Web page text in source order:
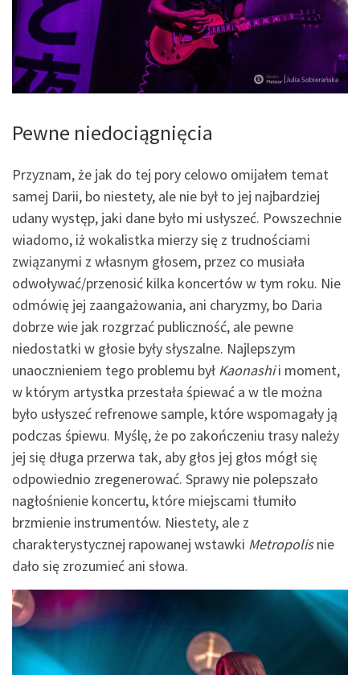
Pewne niedociągnięcia
Przyznam, że jak do tej pory celowo omijałem temat
samej Darii, bo niestety, ale nie był to jej najbardziej
udany występ, jaki dane było mi usłyszeć. Powszechnie
wiadomo, iż wokalistka mierzy się z trudnościami
związanymi z własnym głosem, przez co musiała
odwoływać/przenosić kilka koncertów w tym roku. Nie
odmówię jej zaangażowania, ani charyzmy, bo Daria
dobrze wie jak rozgrzać publiczność, ale pewne
niedostatki w głosie były słyszalne. Najlepszym
unaocznieniem tego problemu był Kaonashii moment,
w którym artystka przestała śpiewać a w tle można
było usłyszeć refrenowe sample, które wspomagały ją
podczas śpiewu. Myślę, że po zakończeniu trasy należy
jej się długa przerwa tak, aby głos jej głos mógł się
odpowiednio zregenerować. Sprawy nie polepszało
nagłośnienie koncertu, które miejscami tłumiło
brzmienie instrumentów. Niestety, ale z
charakterystycznej rapowanej wstawki Metropolisnie
dało się zrozumieć ani słowa.